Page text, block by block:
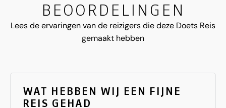
BEOORDELINGEN
Lees de ervaringen van de reizigers die deze Doets Reis
gemaakt hebben
WAT HEBBEN WIJ EEN FIJNE
REIS GEHAD